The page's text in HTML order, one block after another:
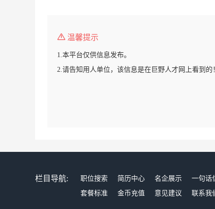
温馨提示
1.本平台仅供信息发布。
2.请告知用人单位，该信息是在巨野人才网上看到的
栏目导航: 职位搜索 简历中心 名企展示 一句话
套餐标准
金币充值 意见建议 联系我